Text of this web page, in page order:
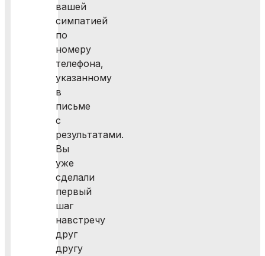
вашей
симпатией
по
номеру
телефона,
указанному
в
письме
с
результатами.
Вы
уже
сделали
первый
шаг
навстречу
друг
другу